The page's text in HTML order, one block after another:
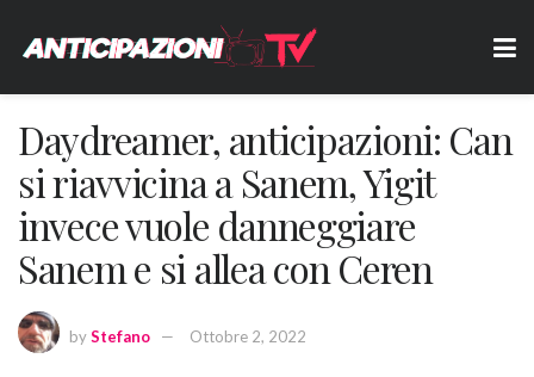
Daydreamer, anticipazioni: Can
si riavvicina a Sanem, Yigit
invece vuole danneggiare
Sanem e si allea con Ceren
byStefano Ottobre 2, 2022